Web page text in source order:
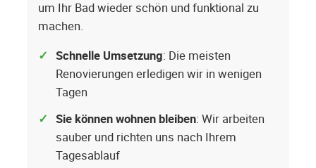
um Ihr Bad wieder schön und funktional zu
machen.
Schnelle Umsetzung: Die meisten
Renovierungen erledigen wir in wenigen
Tagen
Sie können wohnen bleiben: Wir arbeiten
sauber und richten uns nach Ihrem
Tagesablauf